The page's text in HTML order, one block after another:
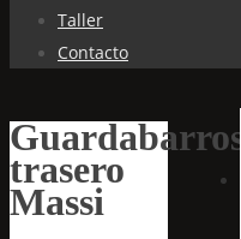
Taller
Contacto
Guardabarros
trasero
Massi